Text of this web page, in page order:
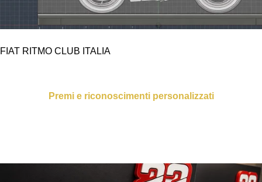
FIAT RITMO CLUB ITALIA
Premi e riconoscimenti personalizzati